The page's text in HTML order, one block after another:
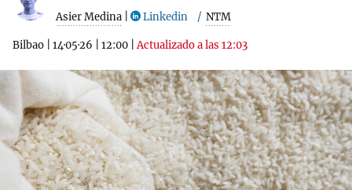
Asier Medina Linkedin NTM
Bilbao 14·05·26 12:00 |Actualizado a las 12:03